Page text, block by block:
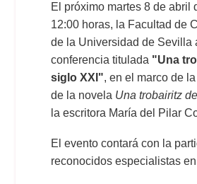
El próximo martes 8 de abril
12:00 horas, la Facultad de
de la Universidad de Sevilla
conferencia titulada "Una
siglo XXI", en el marco de
de la novela Una trobairitz
la escritora María del Pilar
El evento contará con la
reconocidos especialistas